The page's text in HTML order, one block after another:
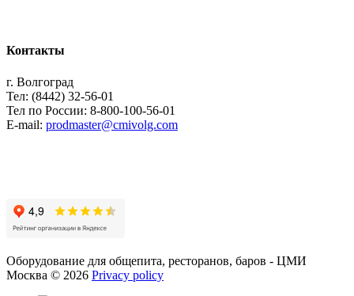
Контакты
г. Волгоград
Тел: (8442) 32-56-01
Тел по России: 8-800-100-56-01
E-mail: prodmaster@cmivolg.com
Оборудование для общепита, ресторанов, баров - ЦМИ
Москва © 2026 Privacy policy